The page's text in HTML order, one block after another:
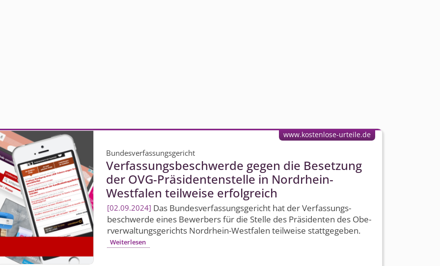
Bundesverfassungsgericht
Verfassungs­beschwerde gegen die Besetzung
der OVG-Präsidentenstelle in Nordrhein-
Westfalen teilweise erfolgreich
02.09.2024 Das Bundes­verfassungs­gericht hat der Verfassungs­
beschwerde eines Bewerbers für die Stelle des Präsidenten des Obe­
rverwaltungs­gerichts Nordrhein-Westfalen teilweise stattgegeben.
Weiterlesen
www.kostenlose-urteile.de